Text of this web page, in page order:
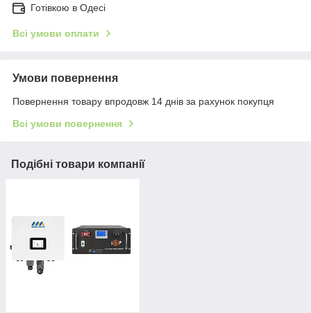
Готівкою в Одесі
Всі умови оплати
Умови повернення
Повернення товару впродовж 14 днів за рахунок покупця
Всі умови повернення
Подібні товари компанії